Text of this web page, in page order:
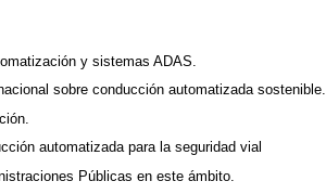
y sistemas ADAS.
sobre conducción automatizada sostenible.
automatizada para la seguridad vial
Públicas en este ámbito.